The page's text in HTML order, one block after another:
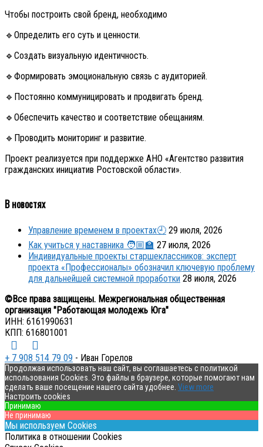
Чтобы построить свой бренд, необходимо
🔹Определить его суть и ценности.
🔹Создать визуальную идентичность.
🔹Формировать эмоциональную связь с аудиторией.
🔹Постоянно коммуницировать и продвигать бренд.
🔹Обеспечить качество и соответствие обещаниям.
🔹Проводить мониторинг и развитие.
Проект реализуется при поддержке АНО «Агентство развития
гражданских инициатив Ростовской области».
В новостях
Управление временем в проектах🕘 29 июля, 2026
Как учиться у наставника 🧑🏼‍🏫 27 июля, 2026
Индивидуальные проекты старшеклассников: эксперт
проекта «Профессионалы» обозначил ключевую проблему
для дальнейшей системной проработки 28 июля, 2026
©Все права защищены. Межрегиональная общественная
организация "Работающая молодежь Юга"
ИНН: 6161990631
КПП: 616801001
+ 7 908 514 79 09 - Иван Горелов
Продолжая использовать наш сайт, вы соглашаетесь с политикой
использования Cookies. Это файлы в браузере, которые помогают нам
сделать ваше посещение нашего сайта удобнее. View more
Настроить cookies
Принимаю
Не принимаю
Мы используем Cookies
Политика в отношении Cookies